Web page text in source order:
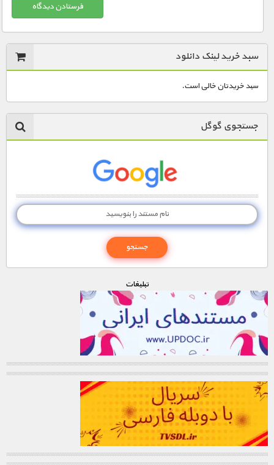
سبد خرید لینک دانلود
سبد خریدتان خالی است.
جستجوی گوگل
تبليغات